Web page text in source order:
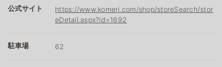
公式サイト
https://www.komeri.com/shop/storeSearch/stor
eDetail.aspx?id=1692
駐車場 62